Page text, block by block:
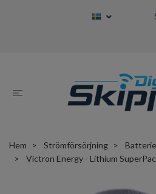
Hem Strömförsörjning
Victron Energy - Lithium